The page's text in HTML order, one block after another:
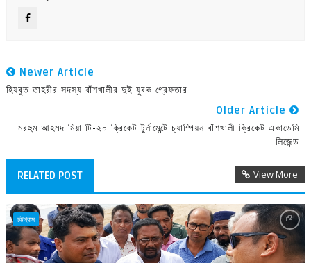
Newer Article
হিযবুত তাহরীর সদস্য বাঁশখালীর দুই যুবক গ্রেফতার
Older Article
মরহুম আহমদ মিয়া টি-২০ ক্রিকেট টুর্নামেন্টে চ্যাম্পিয়ন বাঁশখালী ক্রিকেট একাডেমি
লিজেন্ড
RELATED POST View More
চট্টগ্রাম